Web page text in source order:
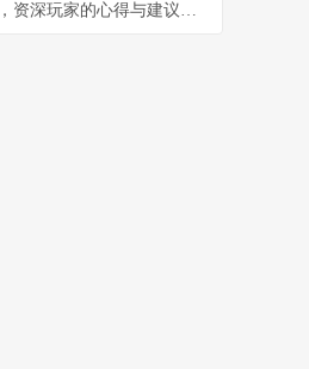
**和平精英退款怎么操作，资深玩家的心得与建议，副标题，理清流程规避风险的实用指南**